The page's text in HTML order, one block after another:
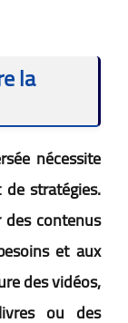
la
nécessite
stratégies.
contenus
et aux
des vidéos,
ou des